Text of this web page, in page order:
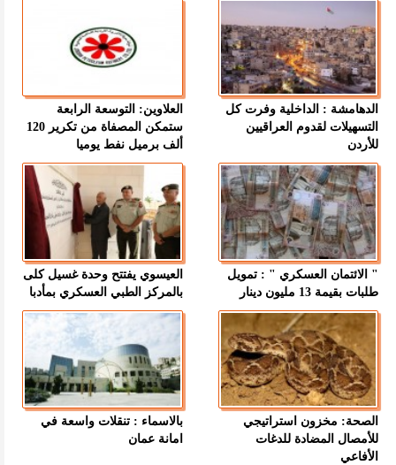
الدهامشة : الداخلية وفرت كل
التسهيلات لقدوم العراقيين
للأردن
العلاوين: التوسعة الرابعة
ستمكن المصفاة من تكرير 120
ألف برميل نفط يوميا
" الائتمان العسكري " : تمويل
طلبات بقيمة 13 مليون دينار
العيسوي يفتتح وحدة غسيل كلى
بالمركز الطبي العسكري بمأدبا
الصحة: مخزون استراتيجي
للأمصال المضادة للدغات
الأفاعي
بالاسماء : تنقلات واسعة في
امانة عمان